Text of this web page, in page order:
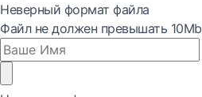
Неверный формат файла
Файл не должен превышать 10Mb